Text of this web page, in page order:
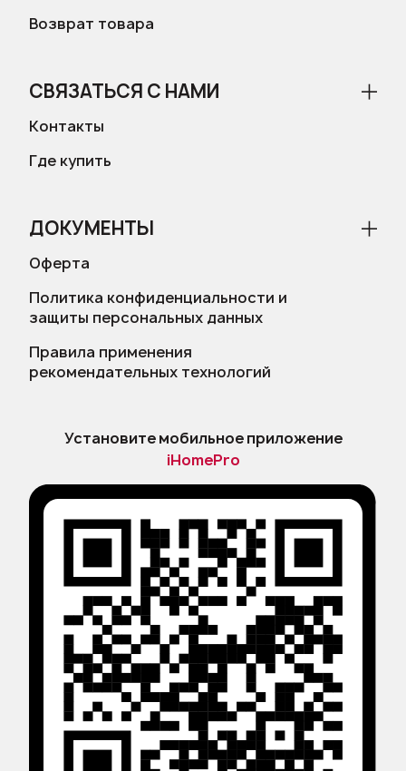
Возврат товара
СВЯЗАТЬСЯ С НАМИ
Контакты
Где купить
ДОКУМЕНТЫ
Оферта
Политика конфиденциальности и
защиты персональных данных
Правила применения
рекомендательных технологий
Установите мобильное приложение
iHomePro